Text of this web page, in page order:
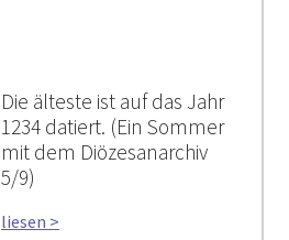
Die älteste ist auf das Jahr
1234 datiert. (Ein Sommer
mit dem Diözesanarchiv
5/9)
liesen >